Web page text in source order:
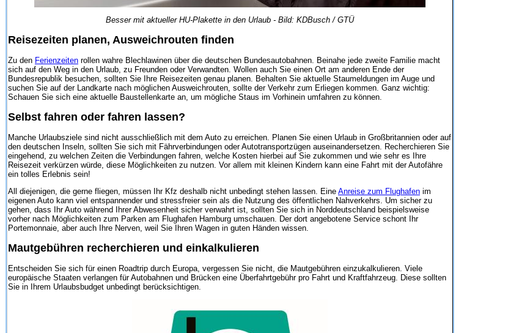
Besser mit aktueller HU-Plakette in den Urlaub - Bild: KDBusch / GTÜ
Reisezeiten planen, Ausweichrouten finden
Zu den Ferienzeiten rollen wahre Blechlawinen über die deutschen Bundesautobahnen. Beinahe jede zweite Familie macht
sich auf den Weg in den Urlaub, zu Freunden oder Verwandten. Wollen auch Sie einen Ort am anderen Ende der
Bundesrepublik besuchen, sollten Sie Ihre Reisezeiten genau planen. Behalten Sie aktuelle Staumeldungen im Auge und
suchen Sie auf der Landkarte nach möglichen Ausweichrouten, sollte der Verkehr zum Erliegen kommen. Ganz wichtig:
Schauen Sie sich eine aktuelle Baustellenkarte an, um mögliche Staus im Vorhinein umfahren zu können.
Selbst fahren oder fahren lassen?
Manche Urlaubsziele sind nicht ausschließlich mit dem Auto zu erreichen. Planen Sie einen Urlaub in Großbritannien oder auf
den deutschen Inseln, sollten Sie sich mit Fährverbindungen oder Autotransportzügen auseinandersetzen. Recherchieren Sie
eingehend, zu welchen Zeiten die Verbindungen fahren, welche Kosten hierbei auf Sie zukommen und wie sehr es Ihre
Reisezeit verkürzen würde, diese Möglichkeiten zu nutzen. Vor allem mit kleinen Kindern kann eine Fahrt mit der Autofähre
ein tolles Erlebnis sein!
All diejenigen, die gerne fliegen, müssen Ihr Kfz deshalb nicht unbedingt stehen lassen. Eine Anreise zum Flughafen im
eigenen Auto kann viel entspannender und stressfreier sein als die Nutzung des öffentlichen Nahverkehrs. Um sicher zu
gehen, dass Ihr Auto während Ihrer Abwesenheit sicher verwahrt ist, sollten Sie sich in Norddeutschland beispielsweise
vorher nach Möglichkeiten zum Parken am Flughafen Hamburg umschauen. Der dort angebotene Service schont Ihr
Portemonnaie, aber auch Ihre Nerven, weil Sie Ihren Wagen in guten Händen wissen.
Mautgebühren recherchieren und einkalkulieren
Entscheiden Sie sich für einen Roadtrip durch Europa, vergessen Sie nicht, die Mautgebühren einzukalkulieren. Viele
europäische Staaten verlangen für Autobahnen und Brücken eine Überfahrtgebühr pro Fahrt und Kraftfahrzeug. Diese sollten
Sie in Ihrem Urlaubsbudget unbedingt berücksichtigen.